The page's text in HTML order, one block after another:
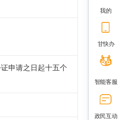
申请之日起十五个
我的
甘快办
智能客服
政民互动